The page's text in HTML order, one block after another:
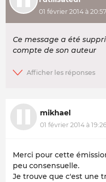
01 février 2014 à
Ce message a été
compte de son auteur
mikhael
01 février 2014 à
Merci pour cette
peu consensuelle.
Je trouve que c'est une